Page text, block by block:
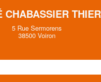
CHABASSIER
5 Rue Sermorens
38500 Voiron